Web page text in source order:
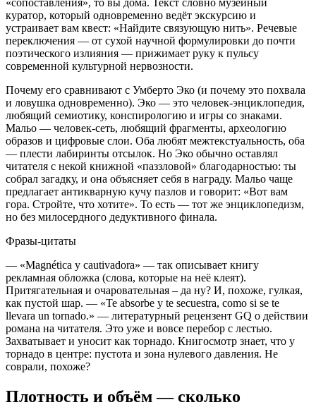
куратор, который одновременно ведёт экскурсию и
устраивает вам квест: «Найдите связующую нить». Речевые
переключения — от сухой научной формулировки до почти
поэтического излияния — прижимает руку к пульсу
современной культурной нервозности.
Почему его сравнивают с Умберто Эко (и почему это похвала
и ловушка одновременно). Эко — это человек-энциклопедия,
любящий семиотику, конспирологию и игры со знаками.
Мальо — человек-сеть, любящий фрагменты, археологию
образов и цифровые слои. Оба любят межтекстуальность, оба
— плести лабиринты отсылок. Но Эко обычно оставлял
читателя с некой книжной «паззловой» благодарностью: ты
собрал загадку, и она объясняет себя в награду. Мальо чаще
предлагает антикварную кучу пазлов и говорит: «Вот вам
гора. Стройте, что хотите». То есть — тот же энциклопедизм,
но без милосердного дедуктивного финала.
Фразы-цитаты
— «Magnética y cautivadora» — так описывает книгу
рекламная обложка (слова, которые на неё клеят).
Притягательная и очаровательная – да ну? И, похоже, гулкая,
как пустой шар. — «Te absorbe y te secuestra, como si se te
llevara un tornado.» — литературный рецензент GQ о действии
романа на читателя. Это уже и вовсе перебор с лестью.
Захватывает и уносит как торнадо. Книгосмотр знает, что у
торнадо в центре: пустота и зона нулевого давления. Не
соврали, похоже?
Плотность и объём — сколько